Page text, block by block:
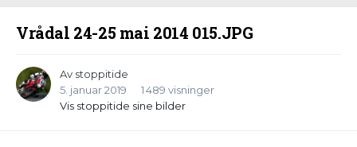
Vrådal 24-25 mai 2014 015.JPG
Av stoppitide
5. januar 2019
1 489 visninger
Vis stoppitide sine bilder